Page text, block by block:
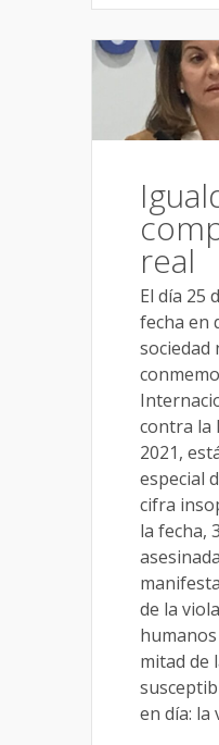
real
El día 25
fecha en
sociedad
contra la
2021,
especial
cifra
la fecha,
de la
mitad de
en día: la